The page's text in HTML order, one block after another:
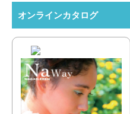
オンラインカタログ